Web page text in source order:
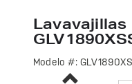
Modelo #: